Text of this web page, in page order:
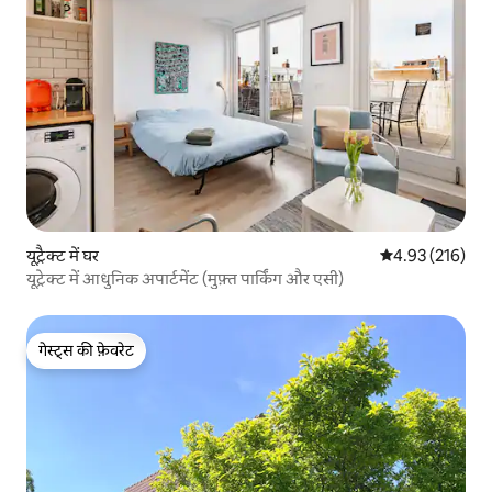
यूट्रैक्ट में घर औसत रेटिंग 5 में से
4.93 (216)
यूट्रेक्ट में आधुनिक अपार्टमेंट (मुफ़्त पार्किंग और एसी)
गेस्ट्स की फ़ेवरेट
गेस्ट्स की फ़ेवरेट